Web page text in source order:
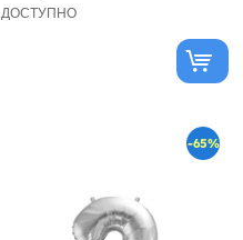
ДОСТУПНО
-65%